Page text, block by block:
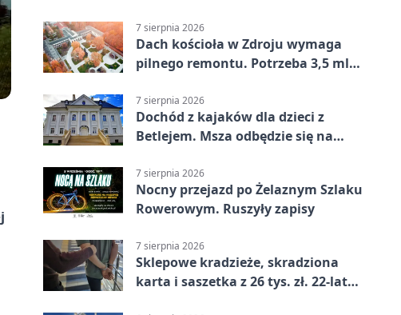
7 sierpnia 2026
Dach kościoła w Zdroju wymaga
pilnego remontu. Potrzeba 3,5 mln
7 sierpnia 2026
Dochód z kajaków dla dzieci z
Betlejem. Msza odbędzie się na
7 sierpnia 2026
Nocny przejazd po Żelaznym Szlaku
Rowerowym. Ruszyły zapisy
7 sierpnia 2026
Sklepowe kradzieże, skradziona
karta i saszetka z 26 tys. zł. 22-latek